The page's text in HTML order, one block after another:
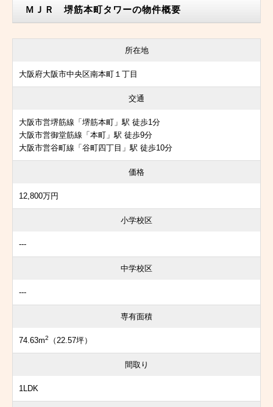
ＭＪＲ 堺筋本町タワーの物件概要
所在地
大阪府大阪市中央区南本町１丁目
交通
大阪市営堺筋線「堺筋本町」駅 徒歩1分
大阪市営御堂筋線「本町」駅 徒歩9分
大阪市営谷町線「谷町四丁目」駅 徒歩10分
価格
12,800万円
小学校区
---
中学校区
---
専有面積
74.63m2 （22.57坪）
間取り
1LDK